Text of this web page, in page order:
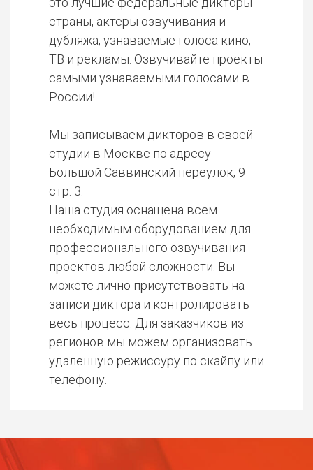
страны, актеры озвучивания и
дубляжа, узнаваемые голоса кино,
ТВ и рекламы. Озвучивайте проекты
самыми узнаваемыми голосами в
России!
Мы записываем дикторов в своей
студии в Москве по адресу
Большой Саввинский переулок, 9
стр. 3.
Наша студия оснащена всем
необходимым оборудованием для
профессионального озвучивания
проектов любой сложности. Вы
можете лично присутствовать на
записи диктора и контролировать
весь процесс. Для заказчиков из
регионов мы можем организовать
удаленную режиссуру по скайпу или
телефону.